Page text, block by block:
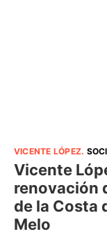
VICENTE LÓPEZ.
Vicente
renovación
de la Costa
Melo